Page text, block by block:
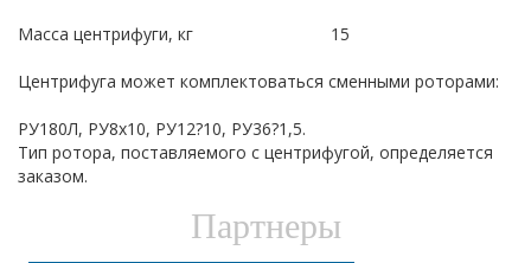
Масса центрифуги, кг 15
Центрифуга может комплектоваться сменными роторами:
РУ180Л, РУ8х10, РУ12?10, РУ36?1,5.
Тип ротора, поставляемого с центрифугой, определяется
заказом.
Партнеры